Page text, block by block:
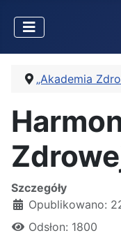
„Akademia
Szczegóły
Opublikowano:
Odsłon: 1800